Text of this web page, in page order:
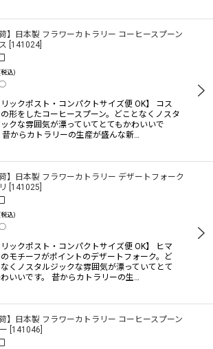
荷】日本製 フラワーカトラリー コーヒースプーン
141024]
込)
◯
リックポスト・コンパクトサイズ便 OK】 コス
形をしたコーヒースプーン。どことなくノスタ
クな雰囲気が漂っていてとてもかわいいで
昔からカトラリーの生産が盛んな新…
荷】日本製 フラワーカトラリー デザートフォーク
141025
込)
◯
リックポスト・コンパクトサイズ便 OK】 ヒマ
のモチーフがポイントのデザートフォーク。ど
なくノスタルジックな雰囲気が漂っていてとて
いいです。 昔からカトラリーの生…
荷】日本製 フラワーカトラリー コーヒースプーン
141046